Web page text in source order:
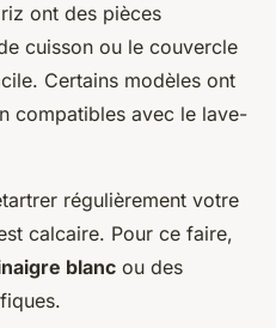
ont des pièces
cuisson ou le couvercle
Certains modèles ont
compatibles avec le lave-
régulièrement votre
calcaire. Pour ce faire,
blanc ou des